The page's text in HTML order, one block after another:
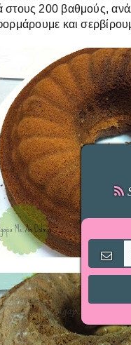
200 βαθμούς,
και